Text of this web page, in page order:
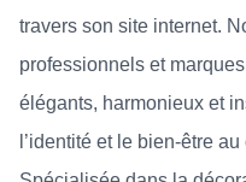
travers son site internet.
professionnels et
élégants, harmonieux et
l’identité et le bien-être